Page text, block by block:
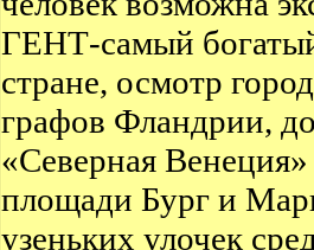
ГЕНТ-самый
стране, осмотр
графов Фландрии,
«Северная
площади Бург и
узеньких улочек